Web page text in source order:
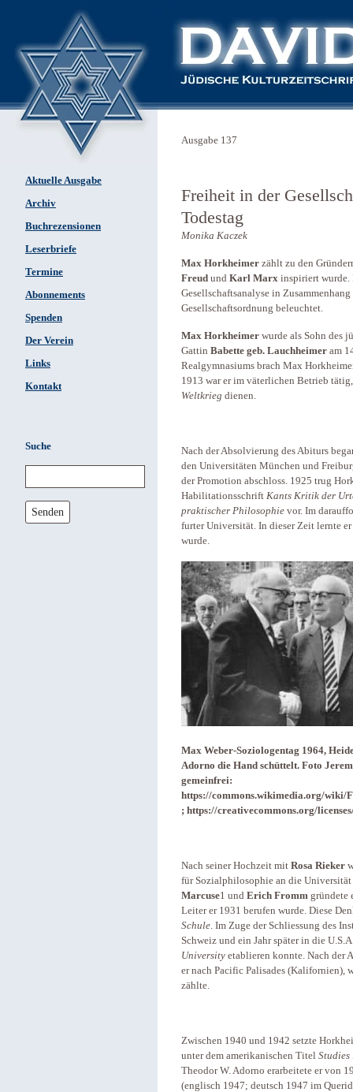
Aktuelle Ausgabe
Archiv
Buchrezensionen
Leserbriefe
Termine
Abonnements
Spenden
Der Verein
Links
Kontakt
Suche
Senden
Ausgabe 137
Freiheit in der
Todestag
Monika Kaczek
Max Horkheimer zählt zu den
Freud und Karl Marx inspiriert
Gesellschaftsanalyse in
Gesellschaftsordnung beleuchtet.
Max Horkheimer wurde als Sohn des
Gattin Babette geb. Lauchheimer am
Realgymnasiums brach Max
1913 war er im väterlichen Betrieb
Weltkrieg dienen.
Nach der Absolvierung des Abiturs
den Universitäten München und
der Promotion abschloss. 1925 trug
Habilitationsschrift Kants Kritik der
praktischer Philosophie vor. Im
furter Universität. In dieser Zeit lernte er
wurde.
Max Weber-Soziologentag 1964,
Adorno die Hand schüttelt. Foto
gemeinfrei:
https://commons.wikimedia.org/wiki/
; https://creativecommons.org/
Nach seiner Hochzeit mit Rosa Rieker
für Sozialphilosophie an die
Marcuse1 und Erich Fromm gründete
Leiter er 1931 berufen wurde. Diese
Schule. Im Zuge der Schliessung des
Schweiz und ein Jahr später in die
University etablieren konnte. Nach der
er nach Pacific Palisades (Kalifornien),
zählte.
Zwischen 1940 und 1942 setzte
unter dem amerikanischen Titel Studies
Theodor W. Adorno erarbeitete er von
(englisch 1947; deutsch 1947 im